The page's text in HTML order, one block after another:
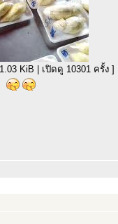
KiB | เปิดดู 10301 ครั้ง ]